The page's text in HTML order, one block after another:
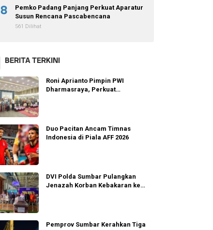
8
Pemko Padang Panjang Perkuat Aparatur
Susun Rencana Pascabencana
561 Dilihat
BERITA TERKINI
Roni Aprianto Pimpin PWI
Dharmasraya, Perkuat
Duo Pacitan Ancam Timnas
Indonesia di Piala AFF 2026
DVI Polda Sumbar Pulangkan
Jenazah Korban Kebakaran ke
Pemprov Sumbar Kerahkan Tiga